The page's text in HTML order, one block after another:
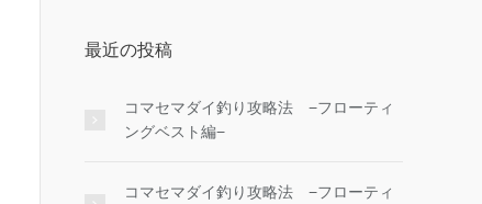
最近の投稿
コマセマダイ釣り攻略法 −フローティ
ングベスト編−
コマセマダイ釣り攻略法 −フローティ